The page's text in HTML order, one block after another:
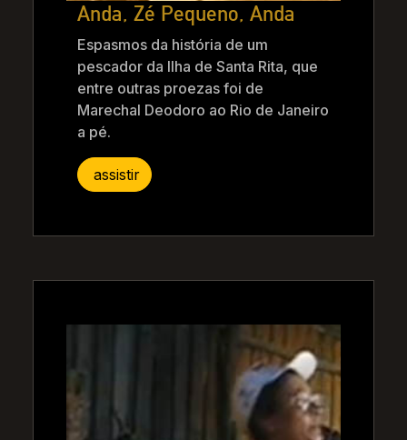
Anda, Zé Pequeno, Anda
Espasmos da história de um
pescador da Ilha de Santa Rita, que
entre outras proezas foi de
Marechal Deodoro ao Rio de Janeiro
a pé.
assistir